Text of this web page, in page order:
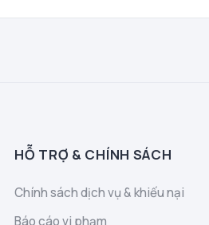
HỖ TRỢ & CHÍNH SÁCH
Chính sách dịch vụ & khiếu nại
Báo cáo vi phạm